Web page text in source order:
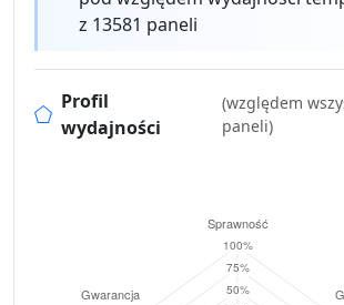
z 13581 paneli
Profil
wydajności
(względem
paneli)